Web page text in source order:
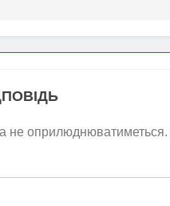
не оприлюднюватиметься.